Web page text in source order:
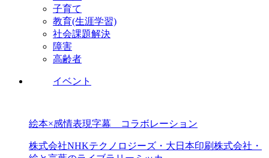
子育て
教育(生涯学習)
社会課題解決
障害
高齢者
イベント
絵本×感情表現字幕 コラボレーション
株式会社NHKテクノロジーズ・大日本印刷株式会社・